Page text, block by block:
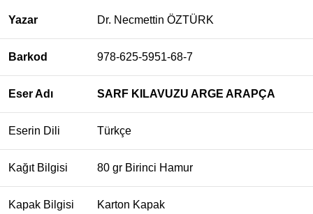
Yazar Dr. Necmettin ÖZTÜRK
Barkod 978-625-5951-68-7
Eser Adı SARF KILAVUZU ARGE ARAPÇA
Eserin Dili Türkçe
Kağıt Bilgisi 80 gr Birinci Hamur
Kapak Bilgisi Karton Kapak